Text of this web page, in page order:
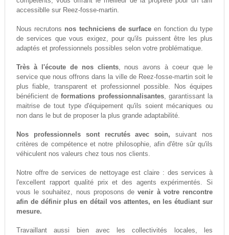
accessiblle sur Reez-fosse-martin.
Nous recrutons nos techniciens de surface en fonction du type
de services que vous exigez, pour qu'ils puissent être les plus
adaptés et professionnels possibles selon votre problématique.
Très à l'écoute de nos clients, nous avons à coeur que le
service que nous offrons dans la ville de Reez-fosse-martin soit le
plus fiable, transparent et professionnel possible. Nos équipes
bénéficient deformations professionnalisantes, garantissant la
maitrise de tout type d'équipement qu'ils soient mécaniques ou
non dans le but de proposer la plus grande adaptabilité.
Nos professionnels sont recrutés avec soin, suivant nos
critères de compétence et notre philosophie, afin d'être sûr qu'ils
véhiculent nos valeurs chez tous nos clients.
Notre offre de services de nettoyage est claire : des services à
l'excellent rapport qualité prix et des agents expérimentés. Si
vous le souhaitez, nous proposons devenir à votre rencontre
afin de définir plus en détail vos attentes, en les étudiant sur
mesure.
Travaillant aussi bien avec les collectivités locales, les